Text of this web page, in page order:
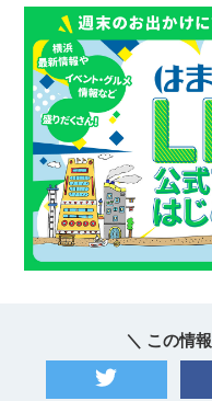
＼ この情